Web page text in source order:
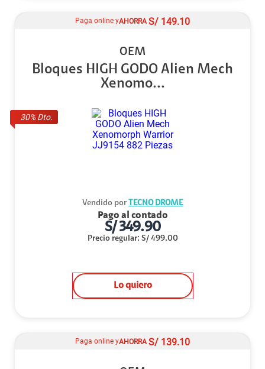
30% Dto.
Paga online yAHORRA S/ 149.10
OEM
Bloques HIGH GODO Alien Mech
Xenomo...
Vendido por TECNO DROME
Pago al contado
S/349.90
Precio regular: S/ 499.00
Lo quiero
Paga online yAHORRA S/ 139.10